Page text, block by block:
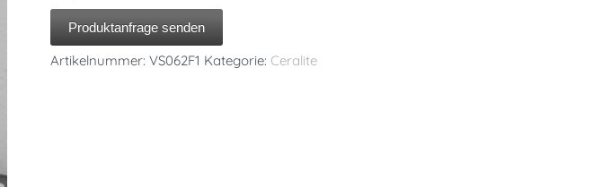
Produktanfrage senden
Artikelnummer: VS062F1 Kategorie: Ceralite